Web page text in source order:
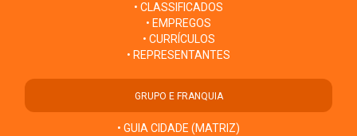
• CLASSIFICADOS
• EMPREGOS
• CURRÍCULOS
• REPRESENTANTES
GRUPO E FRANQUIA
• GUIA CIDADE (MATRIZ)